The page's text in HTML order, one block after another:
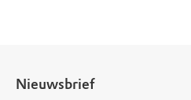
Nieuwsbrief